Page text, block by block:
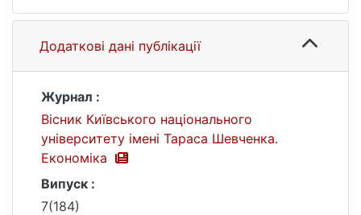
Додаткові дані публікації
Журнал :
Вісник Київського національного
університету імені Тараса Шевченка.
Економіка
Випуск :
7(184)